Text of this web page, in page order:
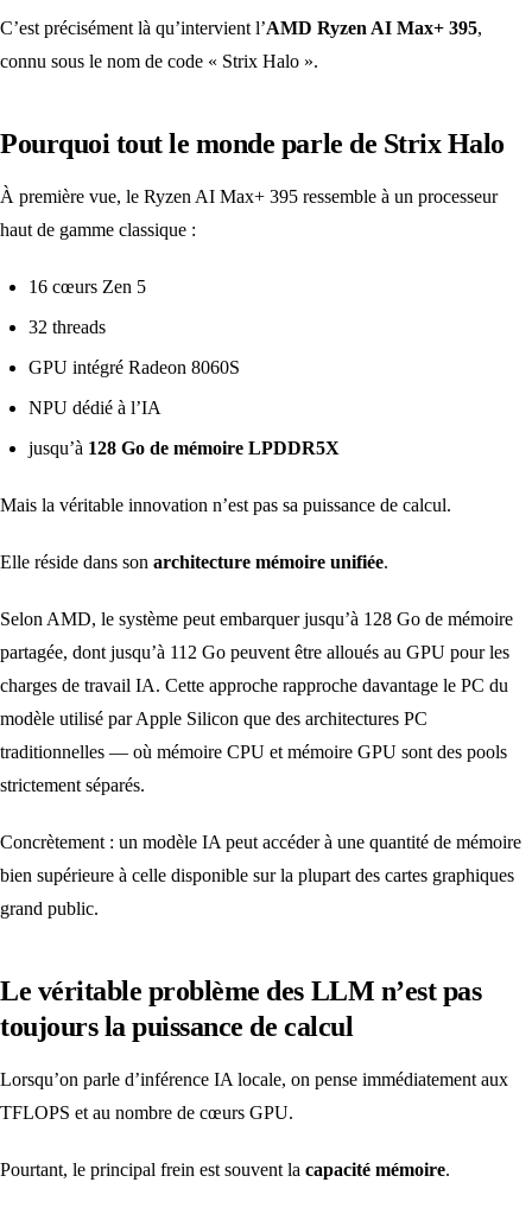
C’est précisément là qu’intervient l’AMD Ryzen AI Max+ 395,
connu sous le nom de code « Strix Halo ».
Pourquoi tout le monde parle de Strix Halo
À première vue, le Ryzen AI Max+ 395 ressemble à un processeur
haut de gamme classique :
16 cœurs Zen 5
32 threads
GPU intégré Radeon 8060S
NPU dédié à l’IA
jusqu’à 128 Go de mémoire LPDDR5X
Mais la véritable innovation n’est pas sa puissance de calcul.
Elle réside dans son architecture mémoire unifiée.
Selon AMD, le système peut embarquer jusqu’à 128 Go de mémoire
partagée, dont jusqu’à 112 Go peuvent être alloués au GPU pour les
charges de travail IA. Cette approche rapproche davantage le PC du
modèle utilisé par Apple Silicon que des architectures PC
traditionnelles — où mémoire CPU et mémoire GPU sont des pools
strictement séparés.
Concrètement : un modèle IA peut accéder à une quantité de mémoire
bien supérieure à celle disponible sur la plupart des cartes graphiques
grand public.
Le véritable problème des LLM n’est pas
toujours la puissance de calcul
Lorsqu’on parle d’inférence IA locale, on pense immédiatement aux
TFLOPS et au nombre de cœurs GPU.
Pourtant, le principal frein est souvent la capacité mémoire.